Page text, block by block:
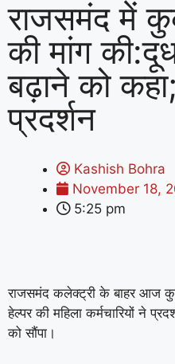
राजसमंद में
की मांग
बढ़ाने को
प्रदर्शन
Kashish Bohra
November 18,
5:25 pm
राजसमंद कलेक्ट्री के बाहर आज
हेल्पर की महिला कर्मचारियों ने
को सौंपा।